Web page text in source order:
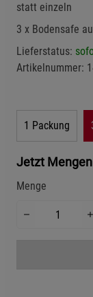
statt einzeln
3 x Bodensafe
Lieferstatus:
Artikelnummer:
1 Packung
Jetzt
Menge